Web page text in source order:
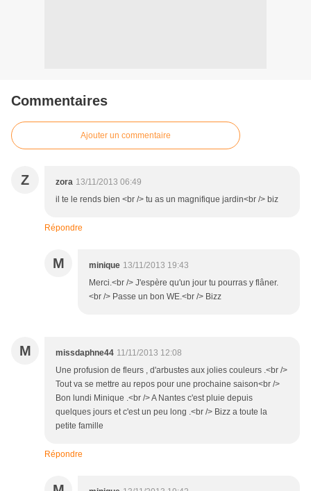
Commentaires
Ajouter un commentaire
Z zora 13/11/2013 06:49
il te le rends bien <br /> tu as un magnifique jardin<br /> biz
Répondre
M minique 13/11/2013 19:43
Merci.<br /> J'espère qu'un jour tu pourras y flâner.
<br /> Passe un bon WE.<br /> Bizz
M missdaphne44 11/11/2013 12:08
Une profusion de fleurs , d'arbustes aux jolies couleurs .<br />
Tout va se mettre au repos pour une prochaine saison<br />
Bon lundi Minique .<br /> A Nantes c'est pluie depuis
quelques jours et c'est un peu long .<br /> Bizz a toute la
petite famille
Répondre